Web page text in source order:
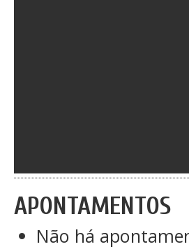
APONTAMENTOS
Não há